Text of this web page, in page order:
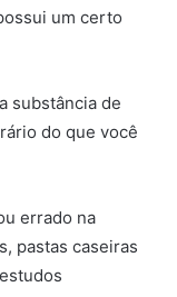
um certo
substância de
do que você
errado na
pastas caseiras